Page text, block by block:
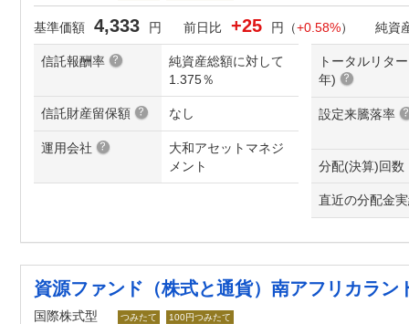
基準価額 4,333 円 前日比 +25 円（+0.58%） 純資
信託報酬率
純資産総額に対して
1.375％
信託財産留保額 なし
運用会社
大和アセットマネジ
メント
トータルリタ
年)
設定来騰落率
分配(決算)回数
直近の分配金
資源ファンド（株式と通貨）南アフリカラン
国際株式型 つみたて 100円つみたて